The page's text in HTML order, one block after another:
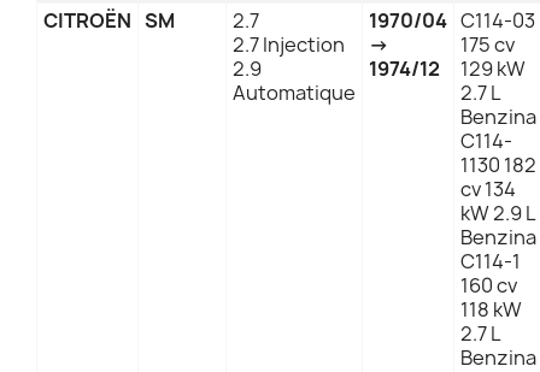
CITROËN SM
2.7
2.7 Injection
2.9
Automatique
1970/04
→
1974/12
C114-03
175 cv
129 kW
2.7 L
Benzina
C114-
1130 182
cv 134
kW 2.9 L
Benzina
C114-1
160 cv
118 kW
2.7 L
Benzina